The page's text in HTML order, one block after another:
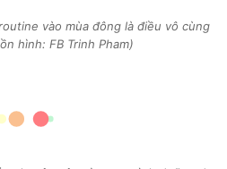
vào mùa đông là điều vô cùng
hình: FB Trinh Pham)